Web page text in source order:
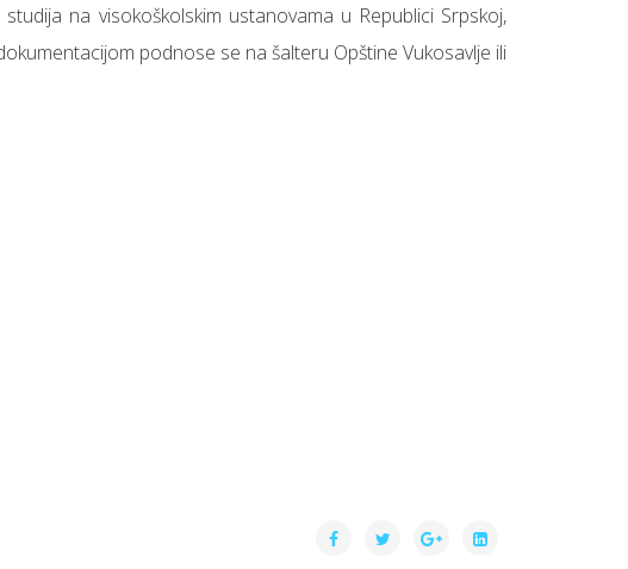
na visokoškolskim ustanovama u Republici Srpskoj,
podnose se na šalteru Opštine Vukosavlje ili